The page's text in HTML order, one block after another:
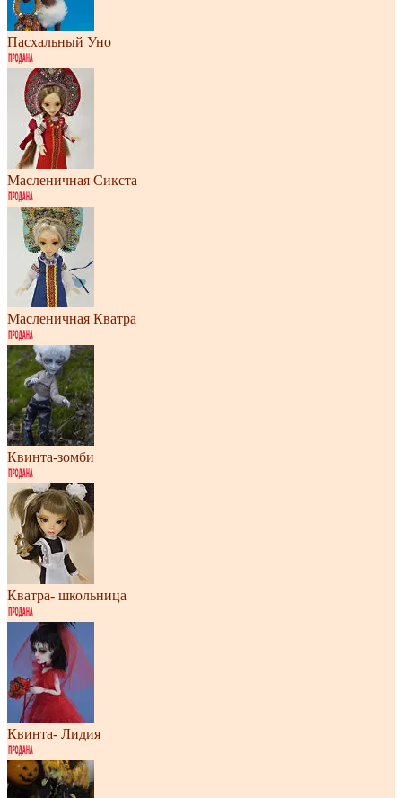
Пасхальный Уно
Масленичная Сикста
Масленичная Кватра
Квинта-зомби
Кватра- школьница
Квинта- Лидия